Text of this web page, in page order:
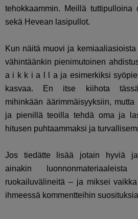
tehokkaammin. Meillä tuttipulloina
sekä Hevean lasipullot.
Kun näitä muovi ja
vähintäänkin pienimutoinen
a i k k i a l l a ja esimerkiksi
kasvaa. En itse kiihota tässä
mihinkään äärimmäisyyksiin,
ja pienillä teoilla tehdä oma ja
hitusen puhtaammaksi ja
Jos tiedätte lisää jotain hyviä ja
ainakin
ruokailuvälineitä – ja miksei
ihmeessä kommentteihin